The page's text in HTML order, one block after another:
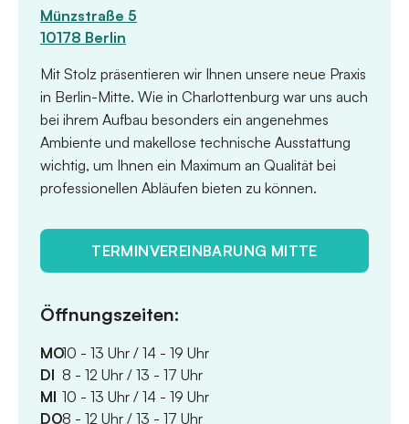
Münzstraße 5
10178 Berlin
Mit Stolz präsentieren wir Ihnen unsere neue Praxis
in Berlin-Mitte. Wie in Charlottenburg war uns auch
bei ihrem Aufbau besonders ein angenehmes
Ambiente und makellose technische Ausstattung
wichtig, um Ihnen ein Maximum an Qualität bei
professionellen Abläufen bieten zu können.
TERMINVEREINBARUNG MITTE
Öffnungszeiten:
MO10 - 13 Uhr / 14 - 19 Uhr
DI 8 - 12 Uhr / 13 - 17 Uhr
MI 10 - 13 Uhr / 14 - 19 Uhr
DO8 - 12 Uhr / 13 - 17 Uhr